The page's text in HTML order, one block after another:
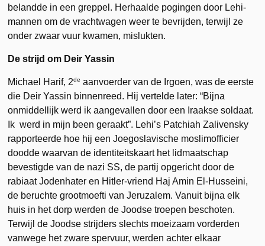
belandde in een greppel. Herhaalde pogingen door Lehi-
mannen om de vrachtwagen weer te bevrijden, terwijl ze
onder zwaar vuur kwamen, mislukten.
De strijd om Deir Yassin
Michael Harif, 2de aanvoerder van de Irgoen, was de eerste
die Deir Yassin binnenreed. Hij vertelde later: “Bijna
onmiddellijk werd ik aangevallen door een Iraakse soldaat.
Ik werd in mijn been geraakt”. Lehi’s Patchiah Zalivensky
rapporteerde hoe hij een Joegoslavische moslimofficier
doodde waarvan de identiteitskaart het lidmaatschap
bevestigde van de nazi SS, de partij opgericht door de
rabiaat Jodenhater en Hitler-vriend Haj Amin El-Husseini,
de beruchte grootmoefti van Jeruzalem. Vanuit bijna elk
huis in het dorp werden de Joodse troepen beschoten.
Terwijl de Joodse strijders slechts moeizaam vorderden
vanwege het zware spervuur, werden achter elkaar